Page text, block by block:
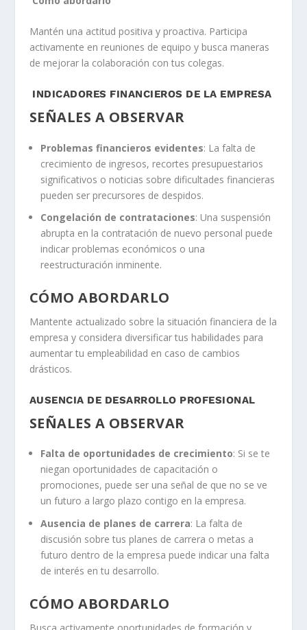
Mantén una actitud positiva y proactiva. Participa
activamente en reuniones de equipo y busca maneras
de mejorar la colaboración con tus colegas.
INDICADORES FINANCIEROS DE LA EMPRESA
SEÑALES A OBSERVAR
Problemas financieros evidentes: La falta de
crecimiento de ingresos, recortes presupuestarios
significativos o noticias sobre dificultades financieras
pueden ser precursores de despidos.
Congelación de contrataciones: Una suspensión
abrupta en la contratación de nuevo personal puede
indicar problemas económicos o una
reestructuración inminente.
CÓMO ABORDARLO
Mantente actualizado sobre la situación financiera de la
empresa y considera diversificar tus habilidades para
aumentar tu empleabilidad en caso de cambios
drásticos.
AUSENCIA DE DESARROLLO PROFESIONAL
SEÑALES A OBSERVAR
Falta de oportunidades de crecimiento: Si se te
niegan oportunidades de capacitación o
promociones, puede ser una señal de que no se ve
un futuro a largo plazo contigo en la empresa.
Ausencia de planes de carrera: La falta de
discusión sobre tus planes de carrera o metas a
futuro dentro de la empresa puede indicar una falta
de interés en tu desarrollo.
CÓMO ABORDARLO